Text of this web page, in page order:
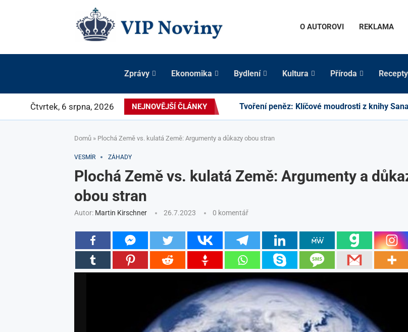
O AUTOROVI REKLAMA
Zprávy Ekonomika Bydlení Kultura Příroda Recepty
Čtvrtek, 6 srpna, 2026 NEJNOVĚJŠÍ ČLÁNKY Tvoření peněz: Klíčové moudrosti z knihy
Domů » Plochá Země vs. kulatá Země: Argumenty a důkazy obou stran
VESMÍR ZÁHADY
Plochá Země vs. kulatá Země: Argumenty a
obou stran
Autor: Martin Kirschner 26.7.2023 0 komentář